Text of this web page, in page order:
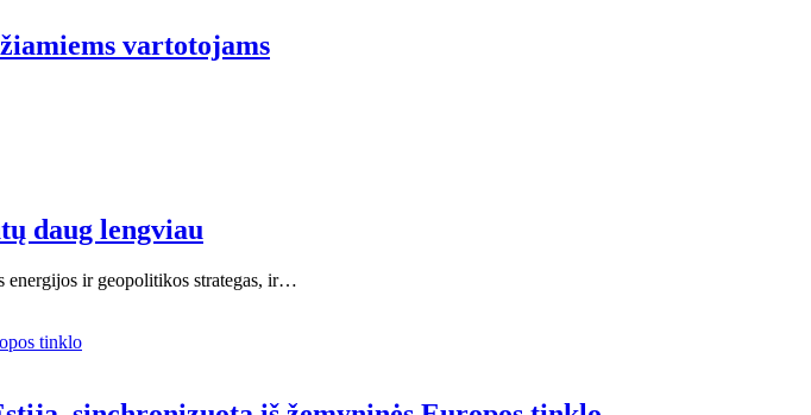
vartotojams
daug lengviau
energijos ir geopolitikos strategas, ir…